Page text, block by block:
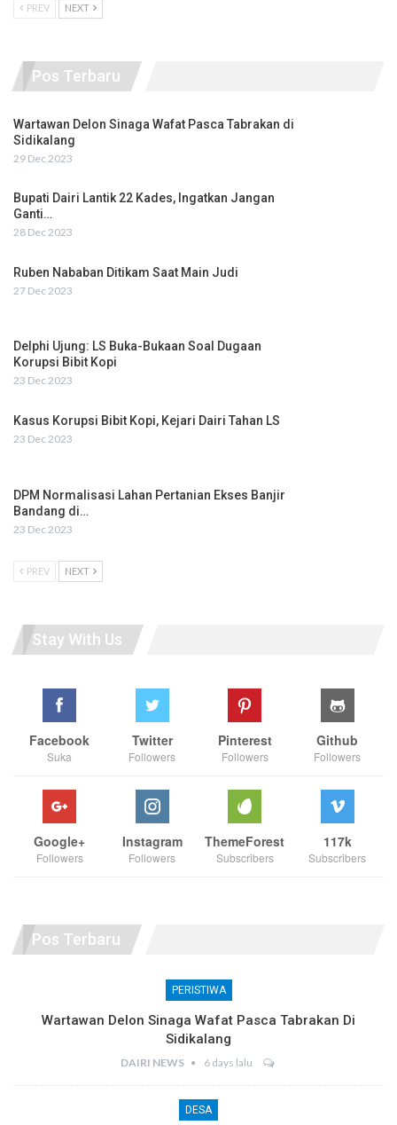
PREV NEXT
Pos Terbaru
Wartawan Delon Sinaga Wafat Pasca Tabrakan di
Sidikalang
29 Dec 2023
Bupati Dairi Lantik 22 Kades, Ingatkan Jangan
Ganti…
28 Dec 2023
Ruben Nababan Ditikam Saat Main Judi
27 Dec 2023
Delphi Ujung: LS Buka-Bukaan Soal Dugaan
Korupsi Bibit Kopi
23 Dec 2023
Kasus Korupsi Bibit Kopi, Kejari Dairi Tahan LS
23 Dec 2023
DPM Normalisasi Lahan Pertanian Ekses Banjir
Bandang di…
23 Dec 2023
PREV NEXT
Stay With Us
Facebook
Suka
Twitter
Followers
Pinterest
Followers
Github
Followers
Google+
Followers
Instagram
Followers
ThemeForest
Subscribers
117k
Subscribers
Pos Terbaru
PERISTIWA
Wartawan Delon Sinaga Wafat Pasca Tabrakan Di
Sidikalang
DAIRI NEWS 6 days lalu
DESA